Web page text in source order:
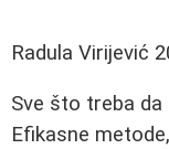
Radula Virijević
Sve što treba
Efikasne